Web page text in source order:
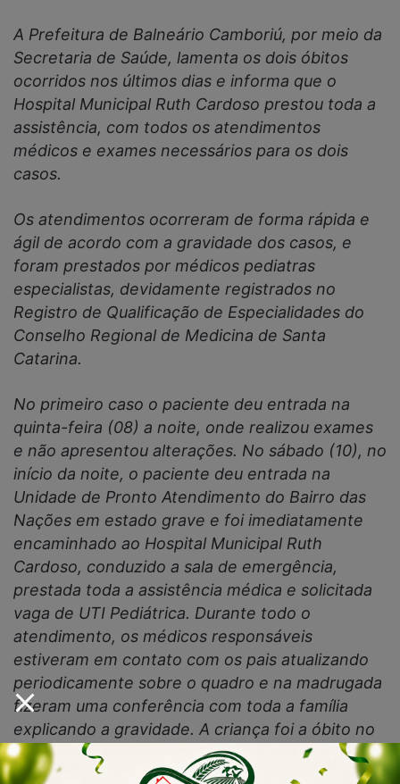
A Prefeitura de Balneário Camboriú, por meio da
Secretaria de Saúde, lamenta os dois óbitos
ocorridos nos últimos dias e informa que o
Hospital Municipal Ruth Cardoso prestou toda a
assistência, com todos os atendimentos
médicos e exames necessários para os dois
casos.
Os atendimentos ocorreram de forma rápida e
ágil de acordo com a gravidade dos casos, e
foram prestados por médicos pediatras
especialistas, devidamente registrados no
Registro de Qualificação de Especialidades do
Conselho Regional de Medicina de Santa
Catarina.
No primeiro caso o paciente deu entrada na
quinta-feira (08) a noite, onde realizou exames
e não apresentou alterações. No sábado (10), no
início da noite, o paciente deu entrada na
Unidade de Pronto Atendimento do Bairro das
Nações em estado grave e foi imediatamente
encaminhado ao Hospital Municipal Ruth
Cardoso, conduzido a sala de emergência,
prestada toda a assistência médica e solicitada
vaga de UTI Pediátrica. Durante todo o
atendimento, os médicos responsáveis
estiveram em contato com os pais atualizando
periodicamente sobre o quadro e na madrugada
fizeram uma conferência com toda a família
explicando a gravidade. A criança foi a óbito no
início da manhã.